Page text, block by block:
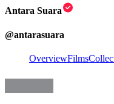
Antara Suara
@antarasuara
OverviewFilms